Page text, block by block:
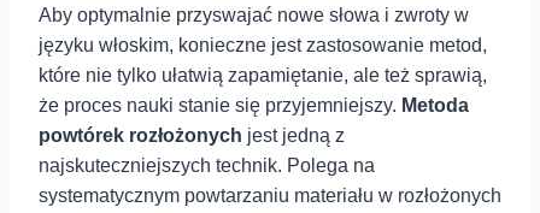
Aby optymalnie przyswajać nowe słowa i zwroty w
⁢języku ⁢włoskim, konieczne jest zastosowanie metod,
które ⁣nie tylko ułatwią zapamiętanie, ale też⁤ sprawią,
że proces nauki stanie się przyjemniejszy. Metoda
powtórek ‍rozłożonych jest jedną⁢ z
najskuteczniejszych technik. Polega na
systematycznym powtarzaniu materiału w rozłożonych